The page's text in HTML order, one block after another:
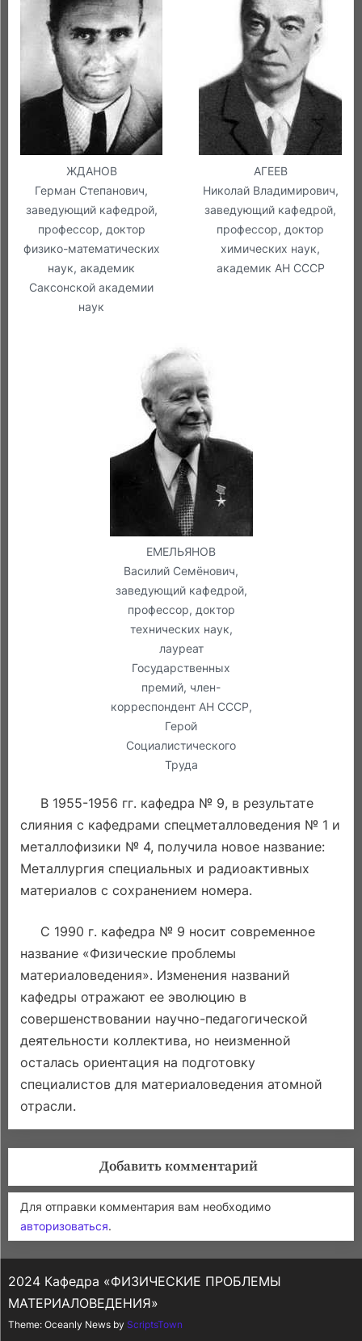
ЖДАНОВ
Герман Степанович,
заведующий кафедрой,
профессор, доктор
физико-математических
наук, академик
Саксонской академии
наук
АГЕЕВ
Николай Владимирович,
заведующий кафедрой,
профессор, доктор
химических наук,
академик АН СССР
ЕМЕЛЬЯНОВ
Василий Семёнович,
заведующий кафедрой,
профессор, доктор
технических наук,
лауреат
Государственных
премий, член-
корреспондент АН СССР,
Герой
Социалистического
Труда
В 1955-1956 гг. кафедра № 9, в результате
слияния с кафедрами спецметалловедения № 1 и
металлофизики № 4, получила новое название:
Металлургия специальных и радиоактивных
материалов с сохранением номера.
С 1990 г. кафедра № 9 носит современное
название «Физические проблемы
материаловедения». Изменения названий
кафедры отражают ее эволюцию в
совершенствовании научно-педагогической
деятельности коллектива, но неизменной
осталась ориентация на подготовку
специалистов для материаловедения атомной
отрасли.
Добавить комментарий
Для отправки комментария вам необходимо
авторизоваться.
2024 Кафедра «ФИЗИЧЕСКИЕ ПРОБЛЕМЫ
МАТЕРИАЛОВЕДЕНИЯ»
Theme: Oceanly News by ScriptsTown